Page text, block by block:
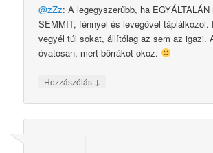
@zZz: A legegyszerűbb, ha EGYÁLTALÁN
SEMMIT, fénnyel és levegővel táplálkozol.
vegyél túl sokat, állítólag az sem az igazi.
óvatosan, mert bőrrákot okoz.
Hozzászólás ↓